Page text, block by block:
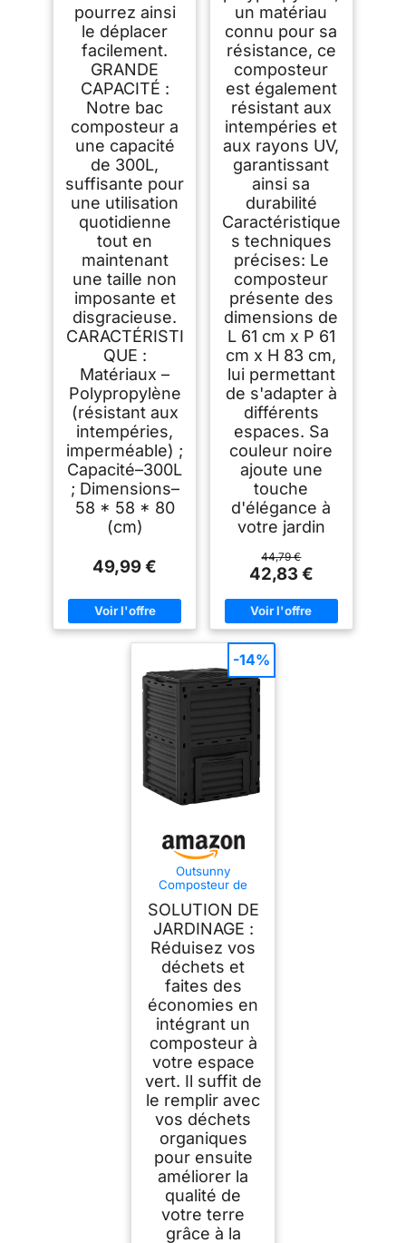
pourrez ainsi
le déplacer
facilement.
GRANDE
CAPACITÉ :
Notre bac
composteur a
une capacité
de 300L,
suffisante pour
une utilisation
quotidienne
tout en
maintenant
une taille non
imposante et
disgracieuse.
CARACTÉRISTI
QUE :
Matériaux –
Polypropylène
(résistant aux
intempéries,
imperméable) ;
Capacité–300L
; Dimensions–
58 * 58 * 80
(cm)
49,99 €
un matériau
connu pour sa
résistance, ce
composteur
est également
résistant aux
intempéries et
aux rayons UV,
garantissant
ainsi sa
durabilité
Caractéristique
s techniques
précises: Le
composteur
présente des
dimensions de
L 61 cm x P 61
cm x H 83 cm,
lui permettant
de s'adapter à
différents
espaces. Sa
couleur noire
ajoute une
touche
d'élégance à
votre jardin
44,79 €
42,83 €
Outsunny
Composteur de
Composteur Jardin
48 Aérations Noir
SOLUTION DE
JARDINAGE :
Réduisez vos
déchets et
faites des
économies en
intégrant un
composteur à
votre espace
vert. Il suffit de
le remplir avec
vos déchets
organiques
pour ensuite
améliorer la
qualité de
votre terre
grâce à la
-14%